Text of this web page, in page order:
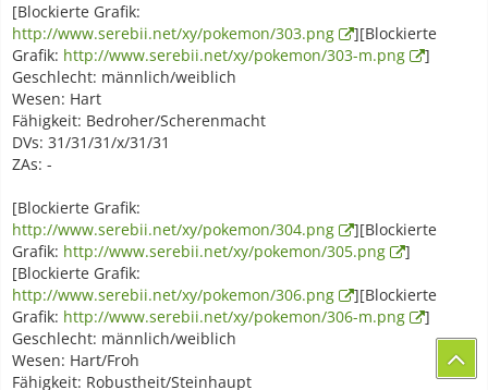
[Blockierte Grafik:
http://www.serebii.net/xy/pokemon/303.png
][Blockierte
Grafik: http://www.serebii.net/xy/pokemon/303-m.png
]
Geschlecht: männlich/weiblich
Wesen: Hart
Fähigkeit: Bedroher/Scherenmacht
DVs: 31/31/31/x/31/31
ZAs: -
[Blockierte Grafik:
http://www.serebii.net/xy/pokemon/304.png
][Blockierte
Grafik: http://www.serebii.net/xy/pokemon/305.png
]
[Blockierte Grafik:
http://www.serebii.net/xy/pokemon/306.png
][Blockierte
Grafik: http://www.serebii.net/xy/pokemon/306-m.png
]
Geschlecht: männlich/weiblich
Wesen: Hart/Froh
Fähigkeit: Robustheit/Steinhaupt